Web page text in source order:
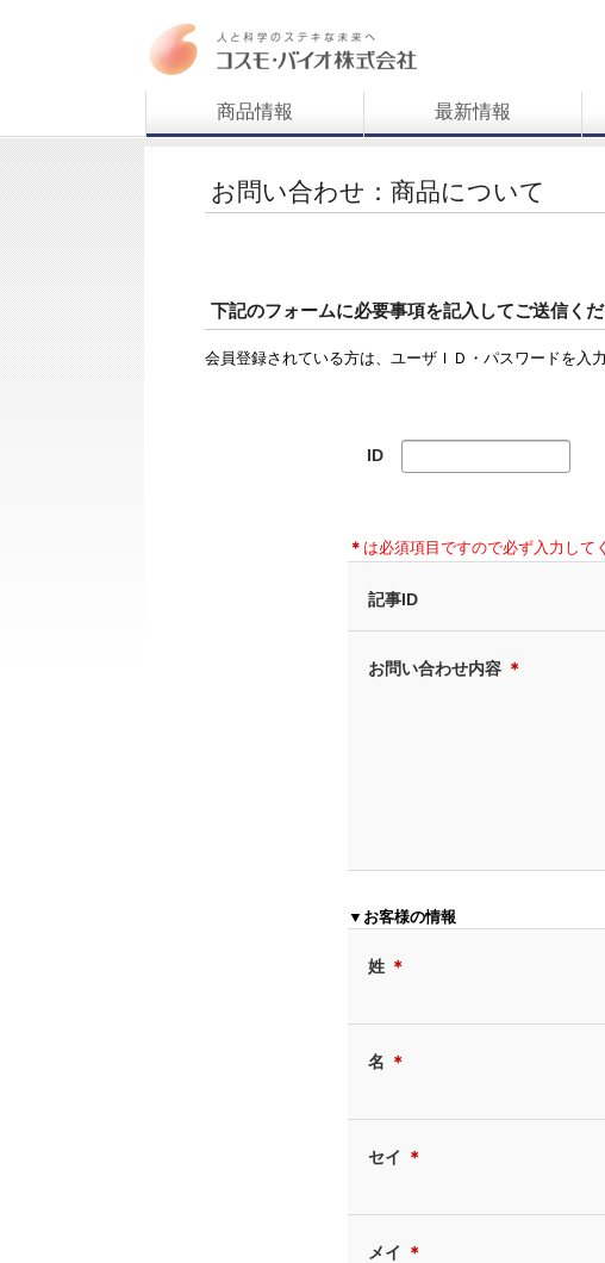
商品情報 最新情報
お問い合わせ：商品について
下記のフォームに必要事項を記入してご送信くだ
会員登録されている方は、ユーザＩＤ・パスワードを入
ID
＊ は必須項目ですので必ず入力して
記事ID
お問い合わせ内容 ＊
▼お客様の情報
姓 ＊
名 ＊
セイ ＊
メイ ＊